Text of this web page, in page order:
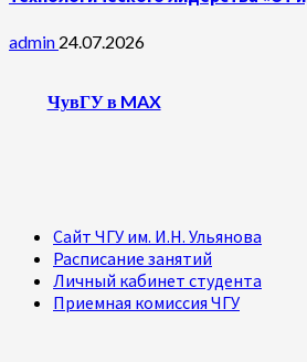
admin 24.07.2026
ЧувГУ в MAX
Сайт ЧГУ им. И.Н. Ульянова
Расписание занятий
Личный кабинет студента
Приемная комиссия ЧГУ